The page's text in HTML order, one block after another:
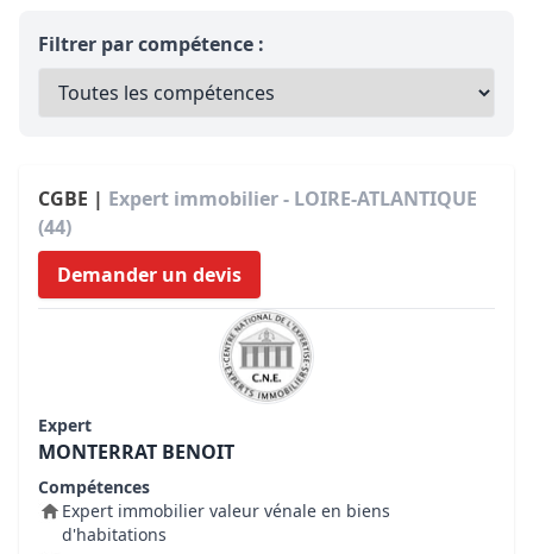
Filtrer par compétence :
CGBE | Expert immobilier - LOIRE-ATLANTIQUE
(44)
Demander un devis
Expert
MONTERRAT BENOIT
Compétences
Expert immobilier valeur vénale en biens
d'habitations